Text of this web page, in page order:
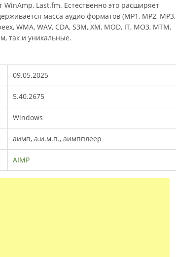
WinAmp, Last.fm. Естественно это расширяет
масса аудио форматов (MP1, MP2, MP3,
WMA, WAV, CDA, S3M, XM, MOD, IT, MO3, MTM,
так и уникальные.
09.05.2025
5.40.2675
Windows
аимп, а.и.м.п., аимпплеер
AIMP